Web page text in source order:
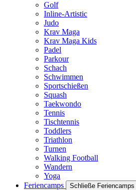
Golf
Inline-Artistic
Judo
Krav Maga
Krav Maga Kids
Padel
Parkour
Schach
Schwimmen
Sportschießen
Squash
Taekwondo
Tennis
Tischtennis
Toddlers
Triathlon
Turnen
Walking Football
Wandern
Yoga
Feriencamps
Schließe Feriencamps